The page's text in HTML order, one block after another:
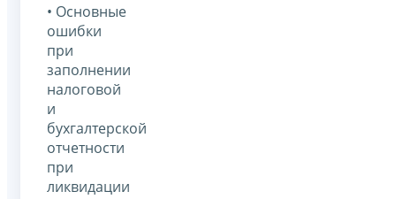
• Основные
ошибки
при
заполнении
налоговой
и
бухгалтерской
отчетности
при
ликвидации